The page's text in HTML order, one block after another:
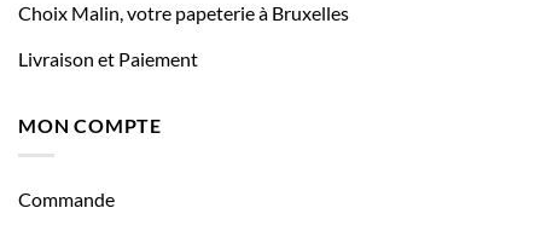
Choix Malin, votre papeterie à Bruxelles
Livraison et Paiement
MON COMPTE
Commande